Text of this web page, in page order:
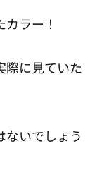
ラー！
際に見ていた
ないでしょう